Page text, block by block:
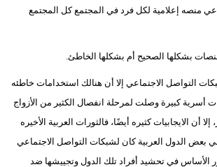
منصه إعلامية لكل فرد في المجتمع كل المجتمع
بشكلها الصحيح أم بشكلها الخاطئ.
التواصل الاجتماعي إلا أن هنالك استخدامات خاطئه
كبيرة وصلت لمرحلة انفصال الكثير من الأزواج
أن الايجابيات كثيره أيضًا، فالثورات العربية الأخيره
في بعض الدول العربية كان لشبكات التواصل الاجتماعي
الأساس في تحشيد أفراد تلك الدول وتجييشها ضد